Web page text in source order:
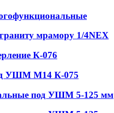
мрамору 1/4NEX
К-076
УШМ М14 К-075
под УШМ 5-125 мм